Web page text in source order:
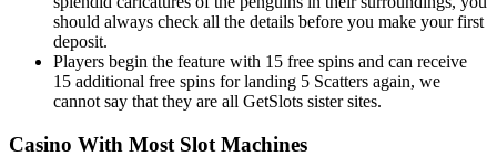
should always check all the details before you make your first
deposit.
Players begin the feature with 15 free spins and can receive
15 additional free spins for landing 5 Scatters again, we
cannot say that they are all GetSlots sister sites.
Casino With Most Slot Machines